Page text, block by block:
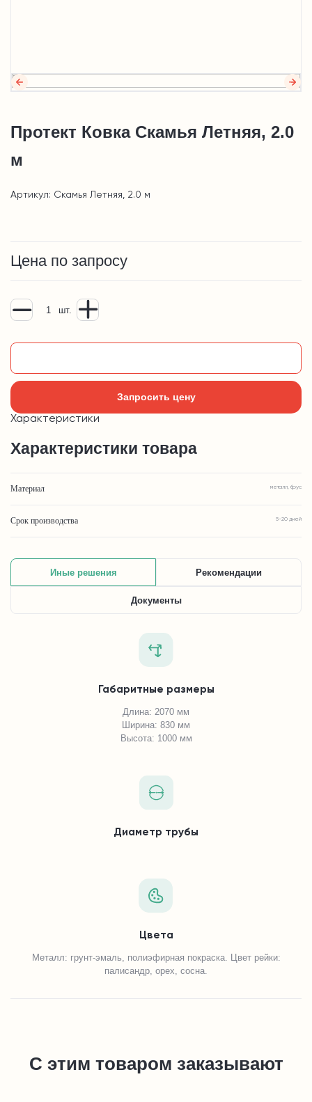
Протект Ковка Скамья Летняя, 2.0
м
Артикул: Скамья Летняя, 2.0 м
Цена по запросу
шт.
Запросить цену
Характеристики
Характеристики товара
Материал металл, брус
Срок производства 5-20 дней
Иные решения Рекомендации
Документы
Габаритные размеры
Длина: 2070 мм
Ширина: 830 мм
Высота: 1000 мм
Диаметр трубы
Цвета
Металл: грунт-эмаль, полиэфирная покраска. Цвет рейки:
палисандр, орех, сосна.
С этим товаром заказывают